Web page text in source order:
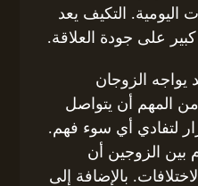
اليومية. التكيف يعد
على جودة العلاقة.
يواجه الزوجان
من المهم أن يتواصل
لتفادي أي سوء فهم.
بين الزوجين أن
بالإضافة إلى